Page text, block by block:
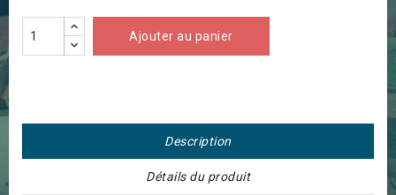
Ajouter au panier
Description
Détails du produit